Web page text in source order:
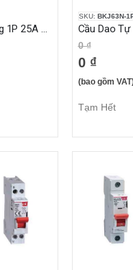
Cầu Dao Tự Động 1P 25A 10KA
SKU: BKJ63N-
0 ₫
0 ₫
(bao gồm
Tạm Hết